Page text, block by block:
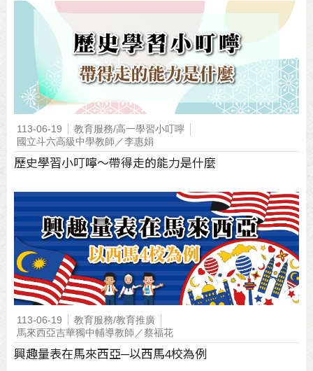
113-06-19
教育服務/高一學習小叮嚀
國立斗六高級中學教師／李惠娟
歷史學習小叮嚀～帶得走的能力是什麼
113-06-19
教育服務/教育推廣
馬來西亞吉華獨中輔導教師／蔡福花
興趣量表在馬來西亞─以西馬4校為例